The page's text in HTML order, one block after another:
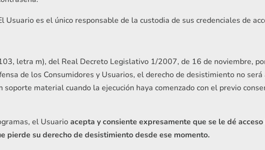
Usuario es el único responsable de la custodia de sus credenciales de
letra m), del Real Decreto Legislativo 1/2007, de 16 de noviembre,
de los Consumidores y Usuarios, el derecho de desistimiento no
material cuando la ejecución haya comenzado con el previo
el Usuarioacepta y consiente expresamente que se le dé
pierde su derecho de desistimiento desde ese momento.